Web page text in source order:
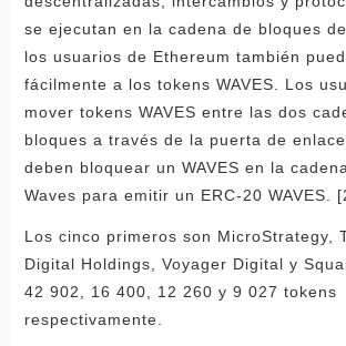
se ejecutan en la cadena de bloques
los usuarios de Ethereum también
fácilmente a los tokens WAVES. Los
mover tokens WAVES entre las dos
bloques a través de la puerta de
deben bloquear un WAVES en la
Waves para emitir un ERC-20 WAVES.
Los cinco primeros son MicroStrategy,
Digital Holdings, Voyager Digital y
42 902, 16 400, 12 260 y 9 027 tokens
respectivamente.